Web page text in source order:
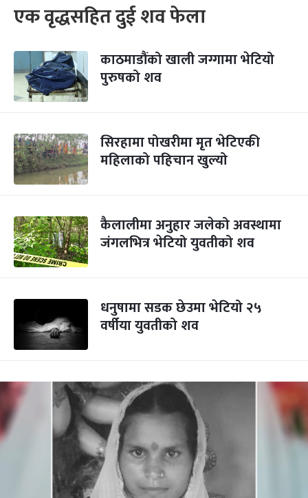
एक वृद्धसहित दुई शव फेला
काठमाडौंको खाली जग्गामा भेटियो
पुरुषको शव
सिरहामा पोखरीमा मृत भेटिएकी
महिलाको पहिचान खुल्यो
कैलालीमा अनुहार जलेको अवस्थामा
जंगलभित्र भेटियो युवतीको शव
धनुषामा सडक छेउमा भेटियो २५
वर्षीया युवतीको शव